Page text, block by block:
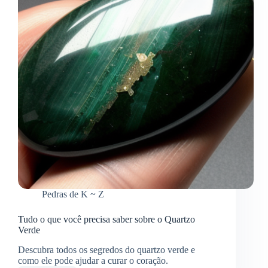
Pedras de K ~ Z
Tudo o que você precisa saber sobre o Quartzo
Verde
Descubra todos os segredos do quartzo verde e
como ele pode ajudar a curar o coração.